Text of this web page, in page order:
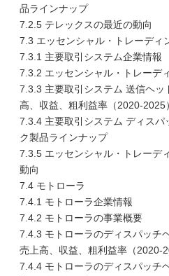
品ラインナップ
7.2.5 テレックスの最近の動向
7.3 エッセンシャル・トレーディ
7.3.1 主要取引システム企業情報
7.3.2 エッセンシャル・トレーデ
7.3.3 主要取引システム 送信ヘッ
高、収益、粗利益率（2020-2025）
7.3.4 主要取引システム ディスパ
ク製品ラインナップ
7.3.5 エッセンシャル・トレーデ
動向
7.4 モトローラ
7.4.1 モトローラ企業情報
7.4.2 モトローラの事業概要
7.4.3 モトローラのディスパッチ
売上高、収益、粗利益率（2020-
7.4.4 モトローラのディスパッチ